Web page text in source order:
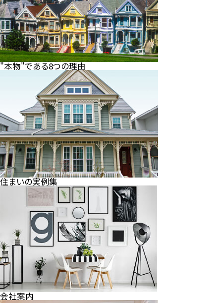
"本物"である8つの理由
住まいの実例集
会社案内